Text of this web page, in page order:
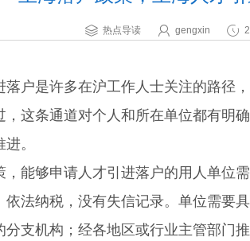
热点导读 gengxin
是许多在沪工作人士关注的路径
，这条通道对个人和所在单位都有明
。
够申请人才引进落户的用人单位
依法纳税，没有失信记录。单位需要
分支机构；经各地区或行业主管部门